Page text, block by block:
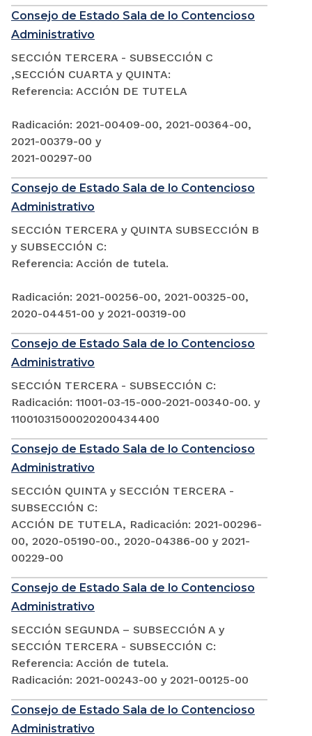
Consejo de Estado Sala de lo Contencioso
Administrativo
SECCIÓN TERCERA - SUBSECCIÓN C
,SECCIÓN CUARTA y QUINTA:
Referencia: ACCIÓN DE TUTELA
Radicación: 2021-00409-00, 2021-00364-00,
2021-00379-00 y
2021-00297-00
Consejo de Estado Sala de lo Contencioso
Administrativo
SECCIÓN TERCERA y QUINTA SUBSECCIÓN B
y SUBSECCIÓN C:
Referencia: Acción de tutela.
Radicación: 2021-00256-00, 2021-00325-00,
2020-04451-00 y 2021-00319-00
Consejo de Estado Sala de lo Contencioso
Administrativo
SECCIÓN TERCERA - SUBSECCIÓN C:
Radicación: 11001-03-15-000-2021-00340-00. y
11001031500020200434400
Consejo de Estado Sala de lo Contencioso
Administrativo
SECCIÓN QUINTA y SECCIÓN TERCERA -
SUBSECCIÓN C:
ACCIÓN DE TUTELA, Radicación: 2021-00296-
00, 2020-05190-00., 2020-04386-00 y 2021-
00229-00
Consejo de Estado Sala de lo Contencioso
Administrativo
SECCIÓN SEGUNDA – SUBSECCIÓN A y
SECCIÓN TERCERA - SUBSECCIÓN C:
Referencia: Acción de tutela.
Radicación: 2021-00243-00 y 2021-00125-00
Consejo de Estado Sala de lo Contencioso
Administrativo